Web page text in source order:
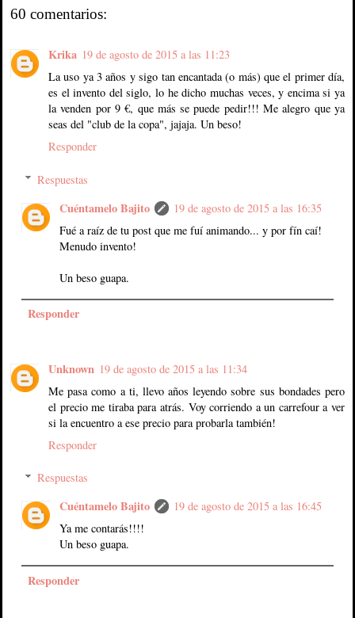
60 comentarios:
Krika 19 de agosto de 2015 a las 11:23
La uso ya 3 años y sigo tan encantada (o más) que el primer día,
es el invento del siglo, lo he dicho muchas veces, y encima si ya
la venden por 9 €, que más se puede pedir!!! Me alegro que ya
seas del "club de la copa", jajaja. Un beso!
Responder
Respuestas
Cuéntamelo Bajito
19 de agosto de 2015 a las 16:35
Fué a raíz de tu post que me fuí animando... y por fín caí!
Menudo invento!
Un beso guapa.
Responder
Unknown 19 de agosto de 2015 a las 11:34
Me pasa como a ti, llevo años leyendo sobre sus bondades pero
el precio me tiraba para atrás. Voy corriendo a un carrefour a ver
si la encuentro a ese precio para probarla también!
Responder
Respuestas
Cuéntamelo Bajito
19 de agosto de 2015 a las 16:45
Ya me contarás!!!!
Un beso guapa.
Responder